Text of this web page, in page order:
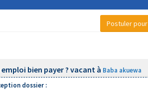
bien payer ? vacant à Baba akuewa
dossier :